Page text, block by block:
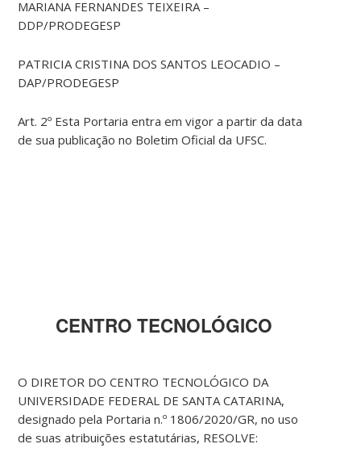
MARIANA FERNANDES TEIXEIRA –
DDP/PRODEGESP
PATRICIA CRISTINA DOS SANTOS LEOCADIO –
DAP/PRODEGESP
Art. 2º Esta Portaria entra em vigor a partir da data
de sua publicação no Boletim Oficial da UFSC.
CENTRO TECNOLÓGICO
O DIRETOR DO CENTRO TECNOLÓGICO DA
UNIVERSIDADE FEDERAL DE SANTA CATARINA,
designado pela Portaria n.º 1806/2020/GR, no uso
de suas atribuições estatutárias, RESOLVE: